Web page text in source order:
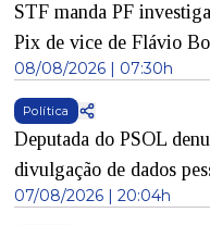
STF manda PF
Pix de vice de Flávio
08/08/2026 | 07:30h
Política
Deputada do PSOL
divulgação de dados
07/08/2026 | 20:04h